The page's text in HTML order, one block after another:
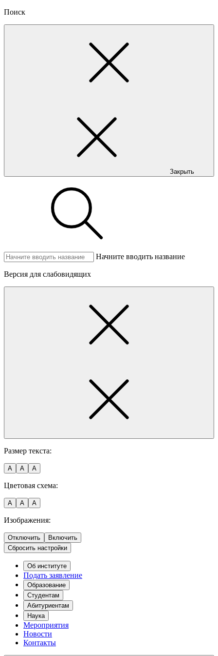
Поиск
Закрыть
Начните вводить название
Версия для слабовидящих
Размер текста:
A A A
Цветовая схема:
A A A
Изображения:
Отключить
Включить
Сбросить настройки
Об институте
Подать заявление
Образование
Студентам
Абитуриентам
Наука
Мероприятия
Новости
Контакты